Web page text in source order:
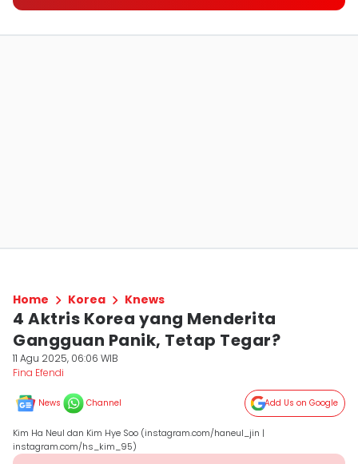
Home Korea Knews
4 Aktris Korea yang Menderita
Gangguan Panik, Tetap Tegar?
11 Agu 2025, 06:06 WIB
Fina Efendi
News Channel Add Us on Google
Kim Ha Neul dan Kim Hye Soo (instagram.com/haneul_jin |
instagram.com/hs_kim_95)